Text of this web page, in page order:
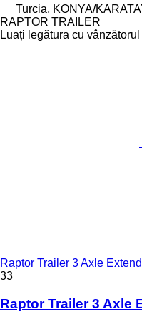
Turcia, KONYA/
RAPTOR TRAILER
Luați legătura cu vânzătorul
Raptor Trailer 3 Axle
33
Raptor Trailer 3 Axle